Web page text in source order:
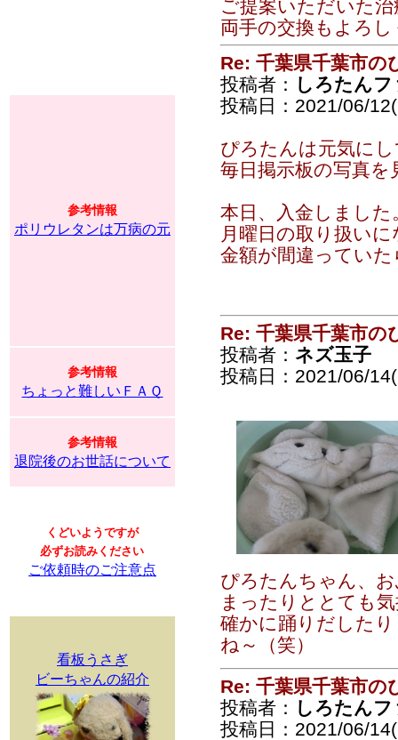
参考情報
ポリウレタンは万病の元
参考情報
ちょっと難しいＦＡＱ
参考情報
退院後のお世話について
くどいようですが
必ずお読みください
ご依頼時のご注意点
看板うさぎ
ビーちゃんの紹介
ご提案いただいた
両手の交換もよろ
Re: 千葉県千葉市の
投稿者： しろたん
投稿日：2021/06/
ぴろたんは元気に
毎日掲示板の写真を
本日、入金しました
月曜日の取り扱い
金額が間違ってい
Re: 千葉県千葉市の
投稿者： ネズ玉子
投稿日：2021/06/
ぴろたんちゃん、
まったりととても
確かに踊りだした
ね～（笑）
Re: 千葉県千葉市の
投稿者： しろたん
投稿日：2021/06/